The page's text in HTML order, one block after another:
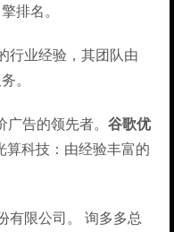
排名。
行业经验，其团队由
。
告的领先者。 谷歌优
科技：由经验丰富的
有限公司。 询多多总